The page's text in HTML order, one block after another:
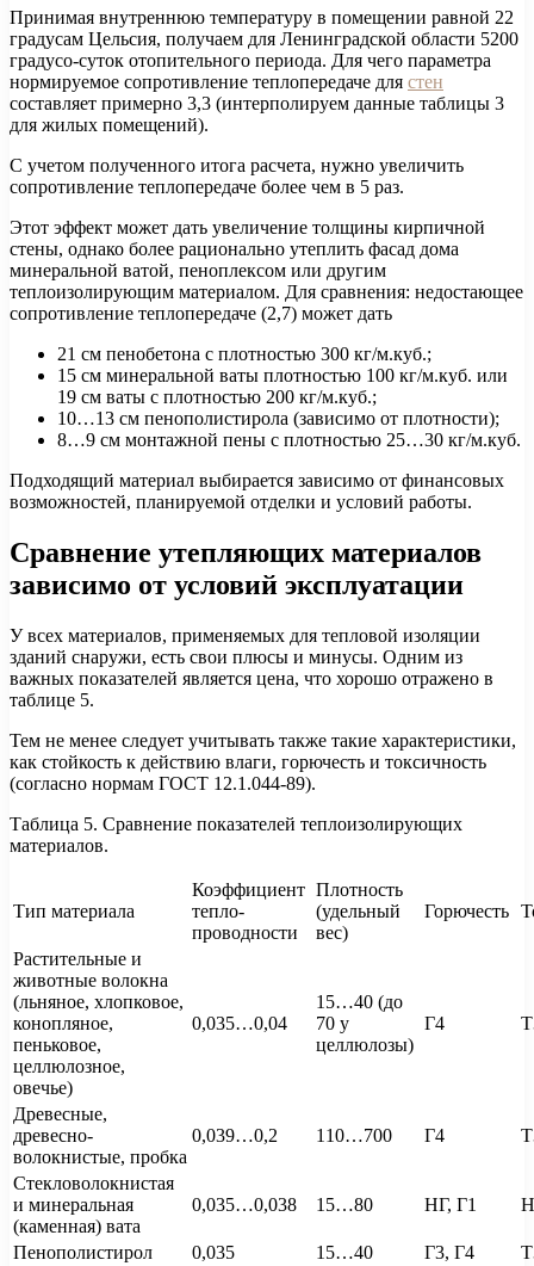
Принимая внутреннюю температуру в помещении равной 22
градусам Цельсия, получаем для Ленинградской области 5200
градусо-суток отопительного периода. Для чего параметра
нормируемое сопротивление теплопередаче для стен
составляет примерно 3,3 (интерполируем данные таблицы 3
для жилых помещений).
С учетом полученного итога расчета, нужно увеличить
сопротивление теплопередаче более чем в 5 раз.
Этот эффект может дать увеличение толщины кирпичной
стены, однако более рационально утеплить фасад дома
минеральной ватой, пеноплексом или другим
теплоизолирующим материалом. Для сравнения: недостающее
сопротивление теплопередаче (2,7) может дать
21 см пенобетона с плотностью 300 кг/м.куб.;
15 см минеральной ваты плотностью 100 кг/м.куб. или
19 см ваты с плотностью 200 кг/м.куб.;
10…13 см пенополистирола (зависимо от плотности);
8…9 см монтажной пены с плотностью 25…30 кг/м.куб.
Подходящий материал выбирается зависимо от финансовых
возможностей, планируемой отделки и условий работы.
Сравнение утепляющих материалов
зависимо от условий эксплуатации
У всех материалов, применяемых для тепловой изоляции
зданий снаружи, есть свои плюсы и минусы. Одним из
важных показателей является цена, что хорошо отражено в
таблице 5.
Тем не менее следует учитывать также такие характеристики,
как стойкость к действию влаги, горючесть и токсичность
(согласно нормам ГОСТ 12.1.044-89).
Таблица 5. Сравнение показателей теплоизолирующих
материалов.
Тип материала
Коэффициент
тепло-
проводности
Плотность
(удельный
вес)
Горючесть
Растительные и
животные волокна
(льняное, хлопковое,
конопляное,
пеньковое,
целлюлозное,
овечье)
0,035…0,04
15…40 (до
70 у
целлюлозы)
Г4
Древесные,
древесно-
волокнистые, пробка
0,039…0,2 110…700 Г4
Стекловолокнистая
и минеральная
(каменная) вата
0,035…0,038 15…80 НГ, Г1
Пенополистирол 0,035 15…40 Г3, Г4